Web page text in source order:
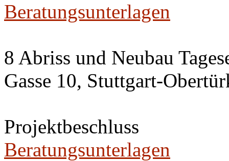
Beratungsunterlagen
8 Abriss und Neubau
Gasse 10, Stuttgart-
Projektbeschluss
Beratungsunterlagen